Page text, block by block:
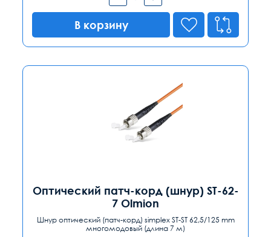
В корзину
Оптический патч-корд (шнур) ST-62-
7 Olmion
Шнур оптический (патч-корд) simplex ST-ST 62,5/125 mm
многомодовый (длина 7 м)